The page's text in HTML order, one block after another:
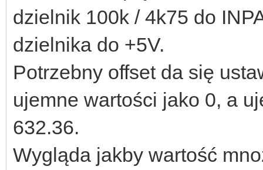
dzielnik 100k / 4k75 do
dzielnika do +5V.
Potrzebny offset da się
ujemne wartości jako 0, a
632.36.
Wygląda jakby wartość